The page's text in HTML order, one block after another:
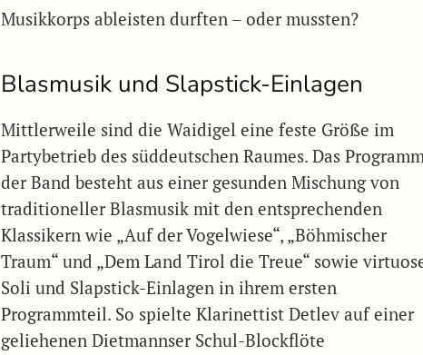
Musikkorps ableisten durften – oder mussten?
Blasmusik und Slapstick-Einlagen
Mittlerweile sind die Waidigel eine feste Größe im
Partybetrieb des süddeutschen Raumes. Das
der Band besteht aus einer gesunden Mischung von
traditioneller Blasmusik mit den entsprechenden
Klassikern wie „Auf der Vogelwiese“, „Böhmischer
Traum“ und „Dem Land Tirol die Treue“ sowie
Soli und Slapstick-Einlagen in ihrem ersten
Programmteil. So spielte Klarinettist Detlev auf einer
geliehenen Dietmannser Schul-Blockflöte